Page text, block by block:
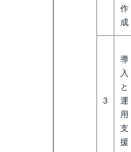
作
成
3
導
入
と
運
用
支
援